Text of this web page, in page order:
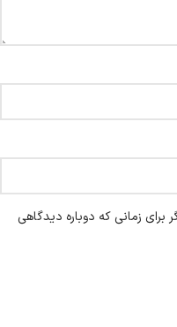
برای زمانی که دوباره دیدگاهی